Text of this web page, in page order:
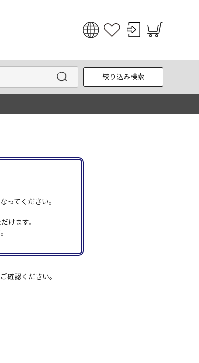
English
한국어
絞り込み検索
てください。
けます。
確認ください。